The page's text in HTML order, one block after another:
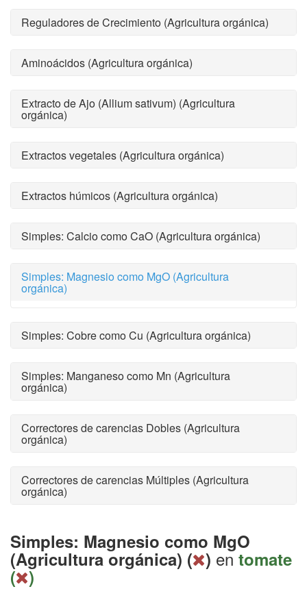
Reguladores de Crecimiento (Agricultura orgánica)
Aminoácidos (Agricultura orgánica)
Extracto de Ajo (Allium sativum) (Agricultura
orgánica)
Extractos vegetales (Agricultura orgánica)
Extractos húmicos (Agricultura orgánica)
Simples: Calcio como CaO (Agricultura orgánica)
Simples: Magnesio como MgO (Agricultura
orgánica)
Simples: Cobre como Cu (Agricultura orgánica)
Simples: Manganeso como Mn (Agricultura
orgánica)
Correctores de carencias Dobles (Agricultura
orgánica)
Correctores de carencias Múltiples (Agricultura
orgánica)
Simples: Magnesio como MgO
(Agricultura orgánica) ( ) entomate
( )